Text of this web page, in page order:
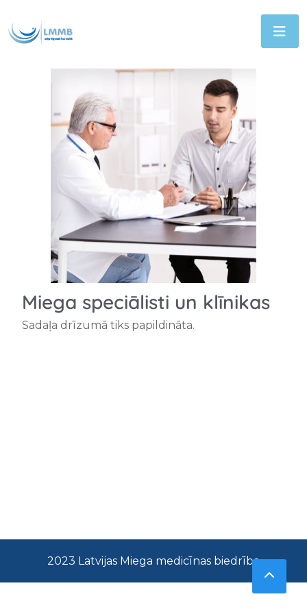
Miega speciālisti un klīnikas
Sadaļa drīzumā tiks papildināta.
2023 Latvijas Miega medicīnas biedrība